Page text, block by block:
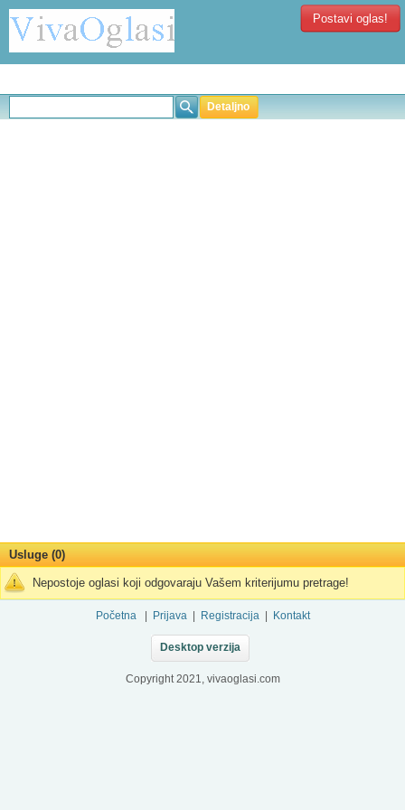
Postavi oglas!
Detaljno
Usluge (0)
Nepostoje oglasi koji odgovaraju Vašem kriterijumu pretrage!
Početna Prijava Registracija Kontakt
Desktop verzija
Copyright 2021, vivaoglasi.com